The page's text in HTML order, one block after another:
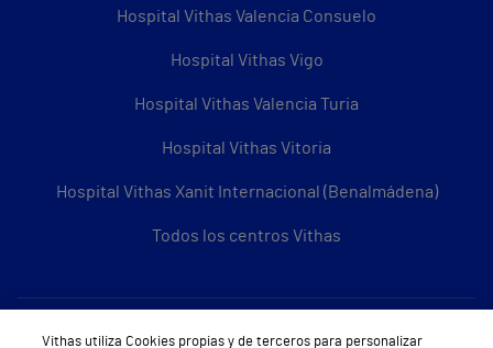
Hospital Vithas Valencia Consuelo
Hospital Vithas Vigo
Hospital Vithas Valencia Turia
Hospital Vithas Vitoria
Hospital Vithas Xanit Internacional (Benalmádena)
Todos los centros Vithas
Sobre Vithas
Vithas utiliza Cookies propias y de terceros para personalizar